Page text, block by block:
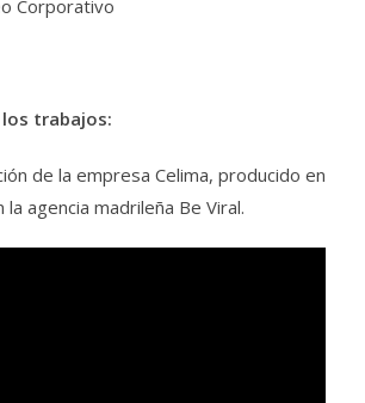
Corporativo
trabajos:
de la empresa Celima, producido en
la agencia madrileña Be Viral.